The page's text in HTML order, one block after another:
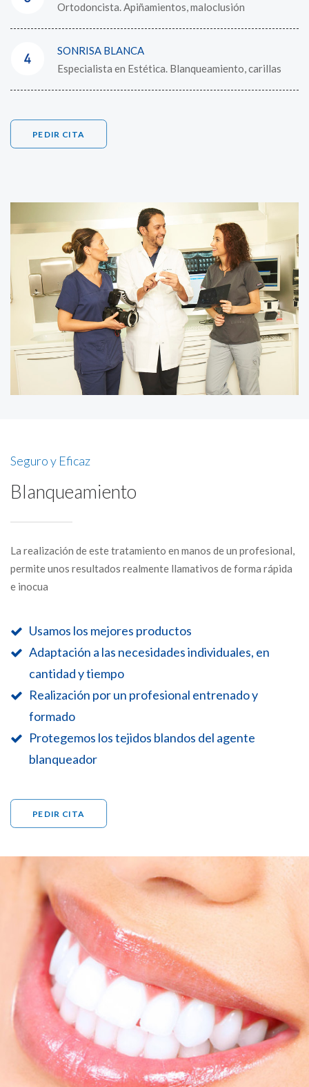
Ortodoncista. Apiñamientos, maloclusión
SONRISA BLANCA
Especialista en Estética. Blanqueamiento, carillas
PEDIR CITA
Seguro y Eficaz
Blanqueamiento
La realización de este tratamiento en manos de un profesional,
permite unos resultados realmente llamativos de forma rápida
e inocua
Usamos los mejores productos
Adaptación a las necesidades individuales, en
cantidad y tiempo
Realización por un profesional entrenado y
formado
Protegemos los tejidos blandos del agente
blanqueador
PEDIR CITA